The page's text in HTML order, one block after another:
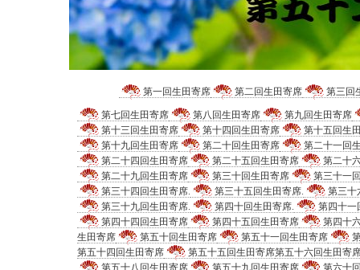
第一回生田寄席 第二回生田寄席 第三回
第七回生田寄席 第八回生田寄席
第九回生田寄席
第十三回生田寄席
第十四回生田寄席
第十五回生
第十九回生田寄席
第二十回生田寄席
第二十一回
第二十四回生田寄席
第二十五回生田寄席
第二十
第二十九回生田寄席
第三十回生田寄席
第三十一
第三十四回生田寄席.
第三十五回生田寄席.
第三十
第三十九回生田寄席.
第四十回生田寄席.
第四十一
第四十四回生田寄席
第四十五回生田寄席
第四十
生田寄席
第五十回生田寄席 第五十一回生田寄席
第五十四回生田寄席
第五十五回生田寄席第五十六回生田寄
第五十八回生田寄席
第五十九回生田寄席 第六十